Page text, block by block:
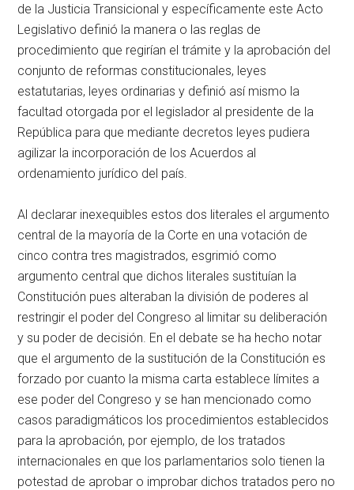
de la Justicia Transicional y específicamente este Acto
Legislativo definió la manera o las reglas de
procedimiento que regirían el trámite y la aprobación del
conjunto de reformas constitucionales, leyes
estatutarias, leyes ordinarias y definió así mismo la
facultad otorgada por el legislador al presidente de la
República para que mediante decretos leyes pudiera
agilizar la incorporación de los Acuerdos al
ordenamiento jurídico del país.
Al declarar inexequibles estos dos literales el argumento
central de la mayoría de la Corte en una votación de
cinco contra tres magistrados, esgrimió como
argumento central que dichos literales sustituían la
Constitución pues alteraban la división de poderes al
restringir el poder del Congreso al limitar su deliberación
y su poder de decisión. En el debate se ha hecho notar
que el argumento de la sustitución de la Constitución es
forzado por cuanto la misma carta establece límites a
ese poder del Congreso y se han mencionado como
casos paradigmáticos los procedimientos establecidos
para la aprobación, por ejemplo, de los tratados
internacionales en que los parlamentarios solo tienen la
potestad de aprobar o improbar dichos tratados pero no